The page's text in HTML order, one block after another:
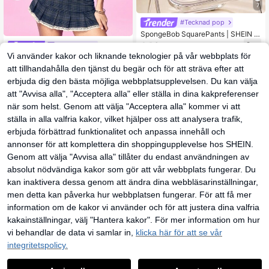
Fansphere
Mean Girls | SHEIN Damtopp med p
atchwork, ränder, skjortkrage och k
orta ärmar
119kr
#Tecknad pop
7
#Tecknad pop
SpongeBob SquarePants | SHEIN S
vart t-shirt med rund hals och kort ä
rm för kvinnor, tecknat mönster
149
0
Vi använder kakor och liknande teknologier på vår webbplats för
att tillhandahålla den tjänst du begär och för att sträva efter att
erbjuda dig den bästa möjliga webbplatsupplevelsen. Du kan välja
att "Avvisa alla", "Acceptera alla" eller ställa in dina kakpreferenser
när som helst. Genom att välja "Acceptera alla" kommer vi att
ställa in alla valfria kakor, vilket hjälper oss att analysera trafik,
erbjuda förbättrad funktionalitet och anpassa innehåll och
annonser för att komplettera din shoppingupplevelse hos SHEIN.
Genom att välja "Avvisa alla" tillåter du endast användningen av
absolut nödvändiga kakor som gör att vår webbplats fungerar. Du
kan inaktivera dessa genom att ändra dina webbläsarinställningar,
men detta kan påverka hur webbplatsen fungerar. För att få mer
information om de kakor vi använder och för att justera dina valfria
kakainställningar, välj "Hantera kakor". För mer information om hur
vi behandlar de data vi samlar in, klicka här för att se vår
integritetspolicy.